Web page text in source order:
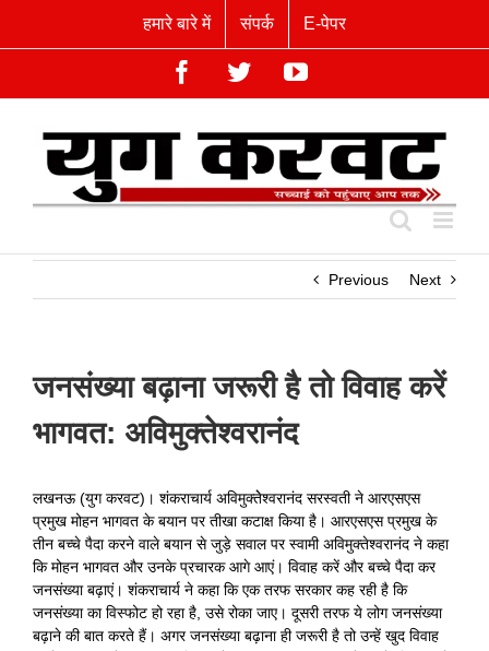
हमारे बारे में संपर्क E-पेपर
Facebook
TwitterYouTube
Previous Next
जनसंख्या बढ़ाना जरूरी है तो विवाह करें
भागवत: अविमुक्तेश्वरानंद
लखनऊ (युग करवट)। शंकराचार्य अविमुक्तेेश्वरानंद सरस्वती ने आरएसएस
प्रमुख मोहन भागवत के बयान पर तीखा कटाक्ष किया है। आरएसएस प्रमुख के
तीन बच्चे पैदा करने वाले बयान से जुड़े सवाल पर स्वामी अविमुक्तेश्वरानंद ने कहा
कि मोहन भागवत और उनके प्रचारक आगे आएं। विवाह करें और बच्चे पैदा कर
जनसंख्या बढ़ाएं। शंकराचार्य ने कहा कि एक तरफ सरकार कह रही है कि
जनसंख्या का विस्फोट हो रहा है, उसे रोका जाए। दूसरी तरफ ये लोग जनसंख्या
बढ़ाने की बात करते हैं। अगर जनसंख्या बढ़ाना ही जरूरी है तो उन्हें खुद विवाह